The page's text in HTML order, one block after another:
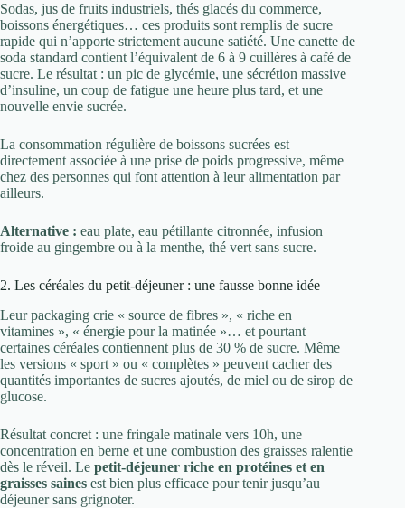
Sodas, jus de fruits industriels, thés glacés du commerce,
boissons énergétiques… ces produits sont remplis de sucre
rapide qui n’apporte strictement aucune satiété. Une canette de
soda standard contient l’équivalent de 6 à 9 cuillères à café de
sucre. Le résultat : un pic de glycémie, une sécrétion massive
d’insuline, un coup de fatigue une heure plus tard, et une
nouvelle envie sucrée.
La consommation régulière de boissons sucrées est
directement associée à une prise de poids progressive, même
chez des personnes qui font attention à leur alimentation par
ailleurs.
Alternative : eau plate, eau pétillante citronnée, infusion
froide au gingembre ou à la menthe, thé vert sans sucre.
2. Les céréales du petit-déjeuner : une fausse bonne idée
Leur packaging crie « source de fibres », « riche en
vitamines », « énergie pour la matinée »… et pourtant
certaines céréales contiennent plus de 30 % de sucre. Même
les versions « sport » ou « complètes » peuvent cacher des
quantités importantes de sucres ajoutés, de miel ou de sirop de
glucose.
Résultat concret : une fringale matinale vers 10h, une
concentration en berne et une combustion des graisses ralentie
dès le réveil. Le petit-déjeuner riche en protéines et en
graisses saines est bien plus efficace pour tenir jusqu’au
déjeuner sans grignoter.